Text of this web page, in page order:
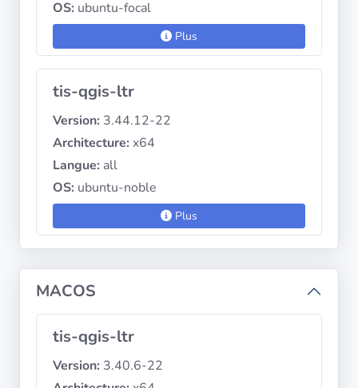
OS: ubuntu-focal
Plus
tis-qgis-ltr
Version: 3.44.12-22
Architecture: x64
Langue: all
OS: ubuntu-noble
Plus
MACOS
tis-qgis-ltr
Version: 3.40.6-22